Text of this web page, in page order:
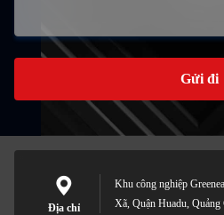
Gửi đi
Địa chỉ
Khu công nghiệp
Xã, Quận Huadu,